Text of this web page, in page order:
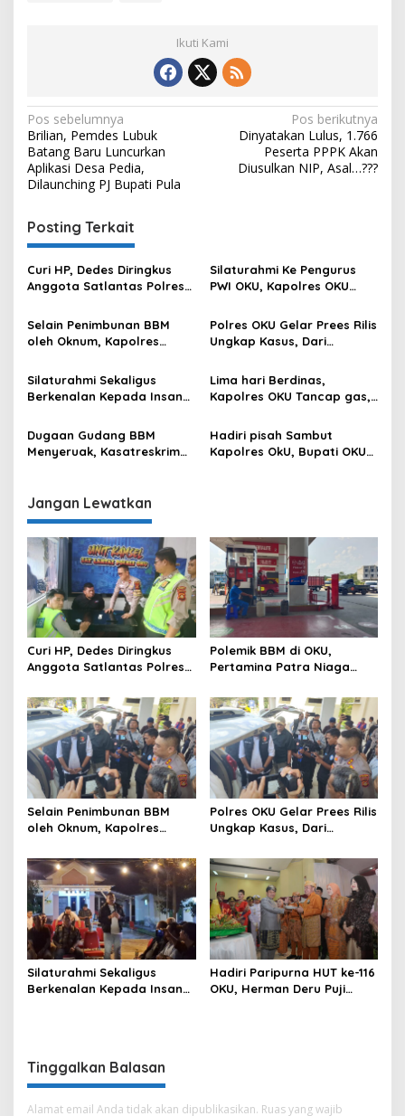
Ikuti Kami
Navigasi
pos
Pos sebelumnya
Brilian, Pemdes Lubuk
Batang Baru Luncurkan
Aplikasi Desa Pedia,
Dilaunching PJ Bupati Pula
Pos berikutnya
Dinyatakan Lulus, 1.766
Peserta PPPK Akan
Diusulkan NIP, Asal…???
Posting Terkait
Curi HP, Dedes Diringkus
Anggota Satlantas Polres
Silaturahmi Ke Pengurus
PWI OKU, Kapolres OKU
Media dan Polri
Selain Penimbunan BBM
oleh Oknum, Kapolres
Kurang, Pertamina Patra
Niaga Bungkam
Polres OKU Gelar Prees Rilis
Ungkap Kasus, Dari
BBM Hingga Kasus Korupsi
Silaturahmi Sekaligus
Berkenalan Kepada Insan
Puluhan Wartawan Ngopi
Bareng
Lima hari Berdinas,
Kapolres OKU Tancap gas,
dan Forkompimda
Dugaan Gudang BBM
Menyeruak, Kasatreskrim
Hadiri pisah Sambut
Kapolres OkU, Bupati OKU
Jangan Lewatkan
Curi HP, Dedes Diringkus
Anggota Satlantas Polres
Polemik BBM di OKU,
Pertamina Patra Niaga
Optimalkan Penyaluran
BBM Subsidi dan Perkuat
Pengawasan di Kabupaten
Ogan Komering Ulu
Selain Penimbunan BBM
oleh Oknum, Kapolres
Kurang, Pertamina Patra
Niaga Bungkam
Polres OKU Gelar Prees Rilis
Ungkap Kasus, Dari
BBM Hingga Kasus Korupsi
Silaturahmi Sekaligus
Berkenalan Kepada Insan
Hadiri Paripurna HUT ke-116
OKU, Herman Deru Puji
Tinggalkan Balasan
Alamat email Anda tidak akan dipublikasikan. Ruas yang wajib